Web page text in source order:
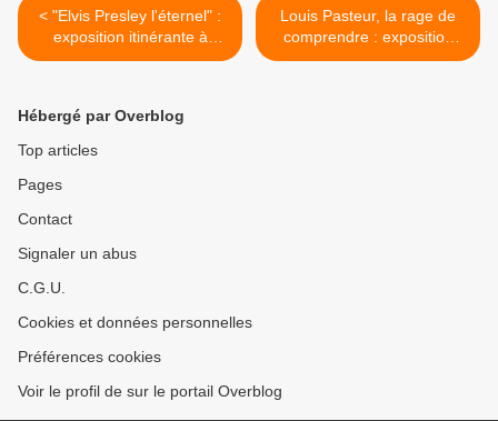
< "Elvis Presley l'éternel" :
exposition itinérante à
louer/imprimer
Louis Pasteur, la rage de
comprendre : exposition
itinérante à imprimer >
Hébergé par Overblog
Top articles
Pages
Contact
Signaler un abus
C.G.U.
Cookies et données personnelles
Préférences cookies
Voir le profil de sur le portail Overblog